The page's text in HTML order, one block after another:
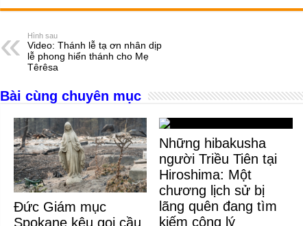
c
e
b
o
o
k
ss
n
er
at
s
A
p
e
d
er ail ar
Hình sau
Video: Thánh lễ tạ ơn nhân dịp
lễ phong hiển thánh cho Mẹ
Têrêsa
Bài cùng chuyên mục
Đức Giám mục
Spokane kêu gọi cầu
Những hibakusha
người Triều Tiên tại
Hiroshima: Một
chương lịch sử bị
lãng quên đang tìm
kiếm công lý